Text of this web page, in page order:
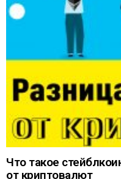
Что такое
от криптовалют